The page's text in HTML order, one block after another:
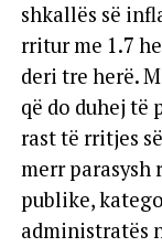
shkallës së
rritur me 1.7
deri tre herë.
që do duhej
rast të rritjes
merr
publike,
administratës